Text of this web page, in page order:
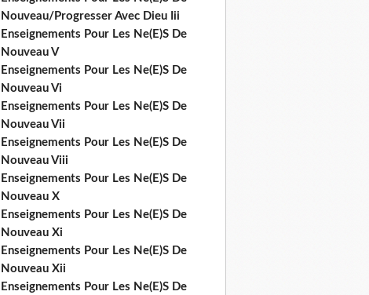
Nouveau/Progresser Avec Dieu Iii
Enseignements Pour Les Ne(E)S De
Nouveau V
Enseignements Pour Les Ne(E)S De
Nouveau Vi
Enseignements Pour Les Ne(E)S De
Nouveau Vii
Enseignements Pour Les Ne(E)S De
Nouveau Viii
Enseignements Pour Les Ne(E)S De
Nouveau X
Enseignements Pour Les Ne(E)S De
Nouveau Xi
Enseignements Pour Les Ne(E)S De
Nouveau Xii
Enseignements Pour Les Ne(E)S De